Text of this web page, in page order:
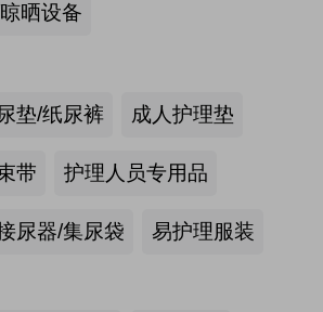
晒设备
垫/纸尿裤 成人护理垫
带 护理人员专用品
尿器/集尿袋 易护理服装
机构“一件事”上线
业陆家嘴峰会议程首发，早鸟通道同
步开放
2026-07-23